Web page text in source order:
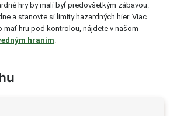
hry by mali byť predovšetkým zábavou.
a stanovte si limity hazardných hier. Viac
mať hru pod kontrolou, nájdete v našom
hraním.